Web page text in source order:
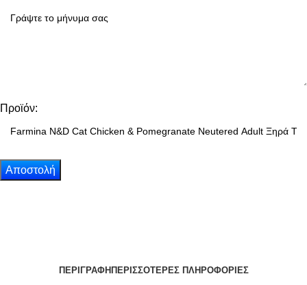
Προϊόν:
ΠΕΡΙΓΡΑΦΗ ΠΕΡΙΣΣΟΤΕΡΕΣ ΠΛΗΡΟΦΟΡΙΕΣ